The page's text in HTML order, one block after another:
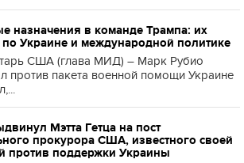
назначения в команде Трампа: их
Украине и международной политике
США (глава МИД) – Марк Рубио
против пакета военной помощи Украине
Мэтта Гетца на пост
прокурора США, известного своей
против поддержки Украины